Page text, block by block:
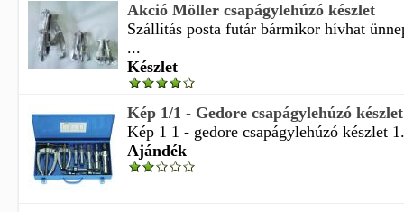
Akció Möller csapágylehúzó készlet
Szállítás posta futár bármikor hívhat
...
Készlet
Kép 1/1 - Gedore csapágylehúzó
Kép 1 1 - gedore csapágylehúzó készlet
Ajándék